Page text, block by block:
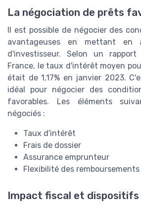
La négociation de prêts
Il est possible de négocier des
avantageuses en mettant en
d'investisseur. Selon un
France, le taux d'intérêt moyen
était de 1,17% en janvier 2023.
idéal pour négocier des
favorables. Les éléments
négociés :
Taux d'intérêt
Frais de dossier
Assurance emprunteur
Flexibilité des remboursements
Impact fiscal et